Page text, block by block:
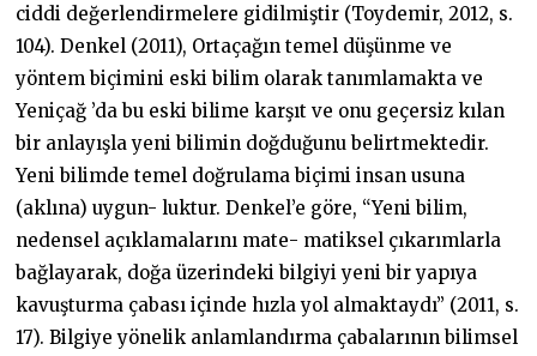
ciddi değerlendirmelere gidilmiştir (Toydemir, 2012, s.
104). Denkel (2011), Ortaçağın temel düşünme ve
yöntem biçimini eski bilim olarak tanımlamakta ve
Yeniçağ ’da bu eski bilime karşıt ve onu geçersiz kılan
bir anlayışla yeni bilimin doğduğunu belirtmektedir.
Yeni bilimde temel doğrulama biçimi insan usuna
(aklına) uygun- luktur. Denkel’e göre, “Yeni bilim,
nedensel açıklamalarını mate- matiksel çıkarımlarla
bağlayarak, doğa üzerindeki bilgiyi yeni bir yapıya
kavuşturma çabası içinde hızla yol almaktaydı” (2011, s.
17). Bilgiye yönelik anlamlandırma çabalarının bilimsel